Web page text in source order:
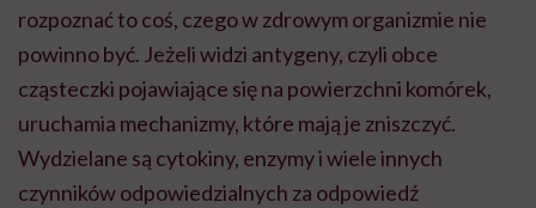
rozpoznać to coś, czego w zdrowym organizmie nie
powinno być. Jeżeli widzi antygeny, czyli obce
cząsteczki pojawiające się na powierzchni komórek,
uruchamia mechanizmy, które mają je zniszczyć.
Wydzielane są cytokiny, enzymy i wiele innych
czynników odpowiedzialnych za odpowiedź